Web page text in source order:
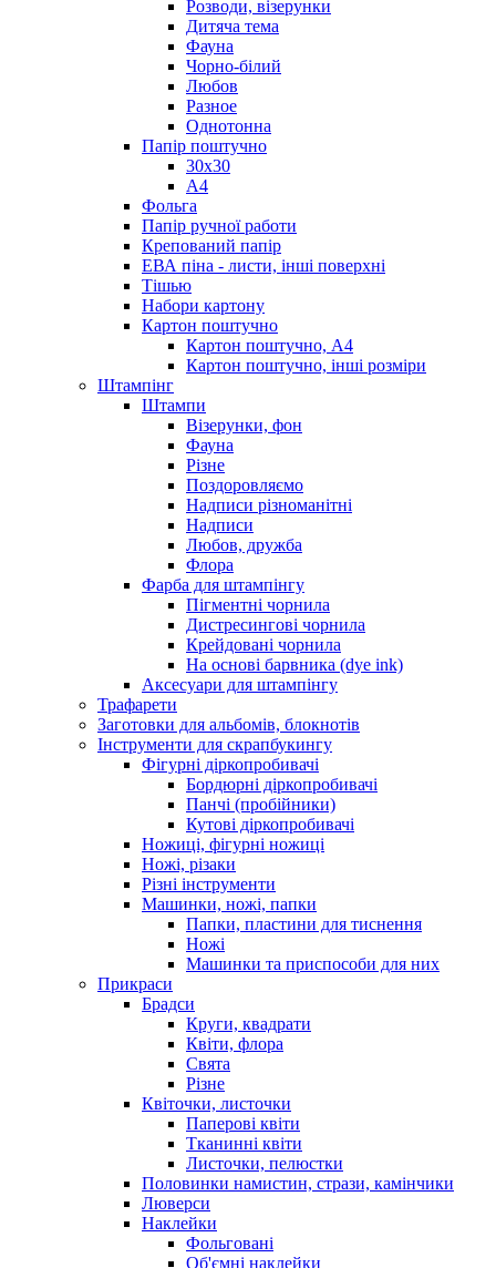
Розводи, візерунки
Дитяча тема
Фауна
Чорно-білий
Любов
Разное
Однотонна
Папір поштучно
30х30
А4
Фольга
Папір ручної работи
Крепований папір
ЕВА піна - листи, інші поверхні
Тішью
Набори картону
Картон поштучно
Картон поштучно, А4
Картон поштучно, інші розміри
Штампінг
Штампи
Візерунки, фон
Фауна
Різне
Поздоровляємо
Надписи різноманітні
Надписи
Любов, дружба
Флора
Фарба для штампінгу
Пігментні чорнила
Дистресингові чорнила
Крейдовані чорнила
На основі барвника (dye ink)
Аксесуари для штампінгу
Трафарети
Заготовки для альбомів, блокнотів
Інструменти для скрапбукингу
Фігурні діркопробивачі
Бордюрні діркопробивачі
Панчі (пробійники)
Кутові діркопробивачі
Ножиці, фігурні ножиці
Ножі, різаки
Різні інструменти
Машинки, ножі, папки
Папки, пластини для тиснення
Ножі
Машинки та приспособи для них
Прикраси
Брадси
Круги, квадрати
Квіти, флора
Свята
Різне
Квіточки, листочки
Паперові квіти
Тканинні квіти
Листочки, пелюстки
Половинки намистин, стрази, камінчики
Люверси
Наклейки
Фольговані
Об'ємні наклейки